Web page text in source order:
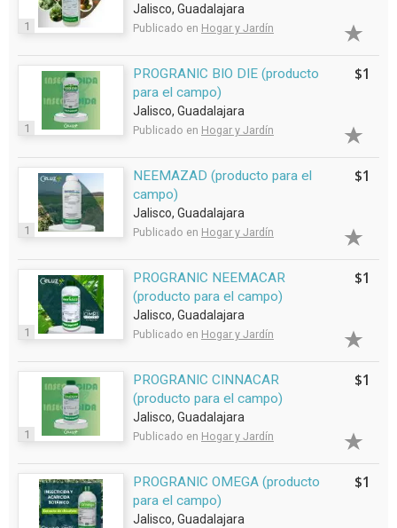
1
Jalisco, Guadalajara
Publicado en Hogar y Jardín
1
PROGRANIC BIO DIE (producto
para el campo)
Jalisco, Guadalajara
Publicado en Hogar y Jardín
$1
1
NEEMAZAD (producto para el
campo)
Jalisco, Guadalajara
Publicado en Hogar y Jardín
$1
1
PROGRANIC NEEMACAR
(producto para el campo)
Jalisco, Guadalajara
Publicado en Hogar y Jardín
$1
1
PROGRANIC CINNACAR
(producto para el campo)
Jalisco, Guadalajara
Publicado en Hogar y Jardín
$1
PROGRANIC OMEGA (producto
para el campo)
Jalisco, Guadalajara
$1